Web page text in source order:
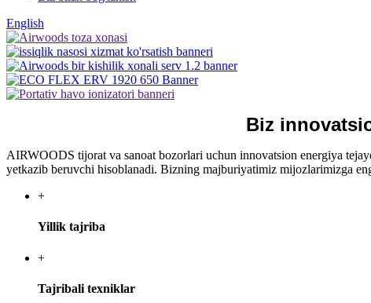
English
Biz
AIRWOODS tijorat va sanoat bozorlari uchun innovatsion energiya
yetkazib beruvchi hisoblanadi. Bizning majburiyatimiz mijozlarimizga
+
Yillik tajriba
+
Tajribali texniklar